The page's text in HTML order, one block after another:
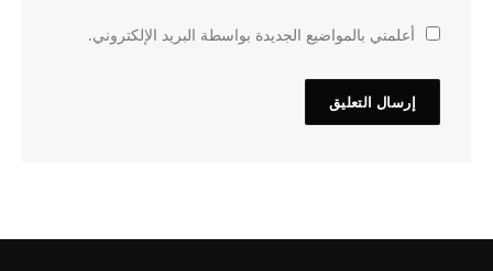
أعلمني بالمواضيع الجديدة بواسطة البريد الإلكتروني.